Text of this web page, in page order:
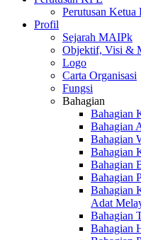
Perutusan Ketua
Profil
Sejarah MAIPk
Objektif, Visi &
Logo
Carta Organisasi
Fungsi
Bahagian
Bahagian
Bahagian
Bahagian
Bahagian
Bahagian
Bahagian
Bahagian
Adat
Bahagian
Bahagian